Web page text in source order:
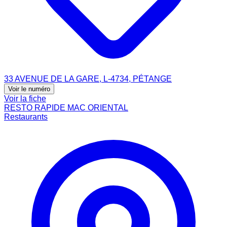
33 AVENUE DE LA GARE, L-4734, PÉTANGE
Voir le numéro
Voir la fiche
RESTO RAPIDE MAC ORIENTAL
Restaurants